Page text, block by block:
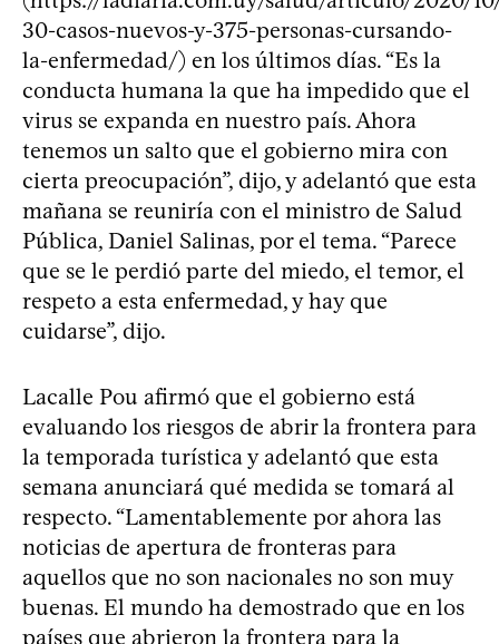
30-casos-nuevos-y-375-personas-cursando-
la-enfermedad/) en los últimos días. “Es la
conducta humana la que ha impedido que el
virus se expanda en nuestro país. Ahora
tenemos un salto que el gobierno mira con
cierta preocupación”, dijo, y adelantó que esta
mañana se reuniría con el ministro de Salud
Pública, Daniel Salinas, por el tema. “Parece
que se le perdió parte del miedo, el temor, el
respeto a esta enfermedad, y hay que
cuidarse”, dijo.
Lacalle Pou afirmó que el gobierno está
evaluando los riesgos de abrir la frontera para
la temporada turística y adelantó que esta
semana anunciará qué medida se tomará al
respecto. “Lamentablemente por ahora las
noticias de apertura de fronteras para
aquellos que no son nacionales no son muy
buenas. El mundo ha demostrado que en los
países que abrieron la frontera para la